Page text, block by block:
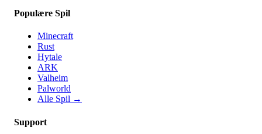
Populære Spil
Minecraft
Rust
Hytale
ARK
Valheim
Palworld
Alle Spil →
Support